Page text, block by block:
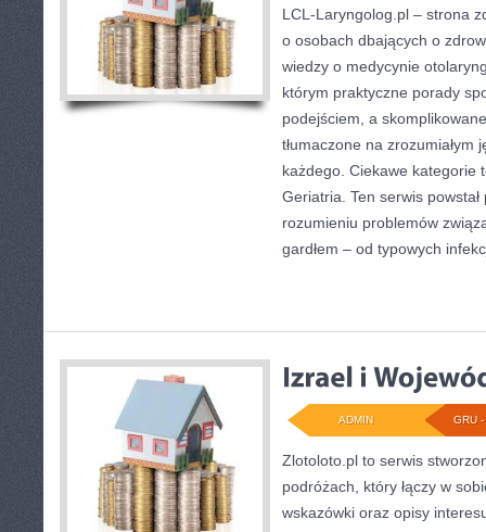
LCL-Laryngolog.pl – strona
o osobach dbających o
wiedzy o medycynie
którym praktyczne porady
podejściem, a
tłumaczone na zrozumiałym
każdego. Ciekawe kategorie
Geriatria. Ten serwis
rozumieniu problemów
gardłem – od typowych
GRU
ADMIN
Zlotoloto.pl to serwis
podróżach, który łączy w
wskazówki oraz opisy